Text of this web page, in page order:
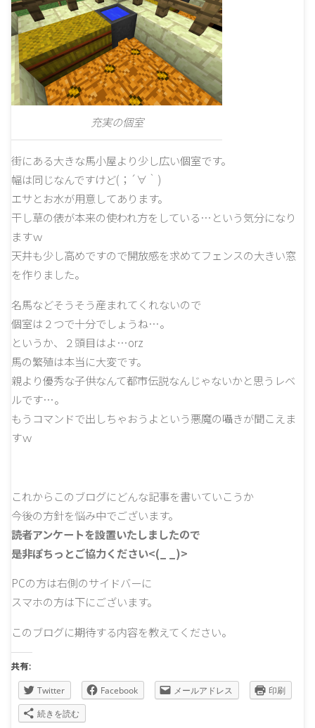
充実の個室
街にある大きな馬小屋より少し広い個室です。
幅は同じなんですけど(；´∀｀)
エサとお水が用意してあります。
干し草の俵が本来の使われ方をしている…という気分になり
ますｗ
天井も少し高めですので開放感を求めてフェンスの大きい窓
を作りました。
名馬などそうそう産まれてくれないので
個室は２つで十分でしょうね…。
というか、２頭目はよ…orz
馬の繁殖は本当に大変です。
親より優秀な子供なんて都市伝説なんじゃないかと思うレベ
ルです…。
もうコマンドで出しちゃおうよという悪魔の囁きが聞こえま
すｗ
これからこのブログにどんな記事を書いていこうか
今後の方針を悩み中でございます。
読者アンケートを設置いたしましたので
是非ぽちっとご協力ください<(_ _)>
PCの方は右側のサイドバーに
スマホの方は下にございます。
このブログに期待する内容を教えてください。
共有:
Twitter Facebook メールアドレス
印刷
続きを読む